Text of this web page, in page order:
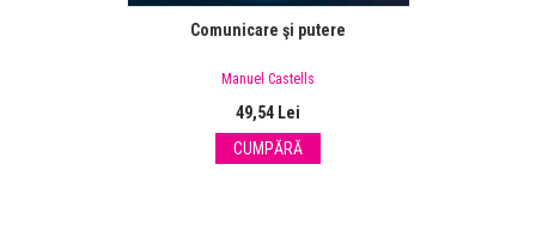
Comunicare şi putere
Manuel Castells
49,54 Lei
CUMPĂRĂ